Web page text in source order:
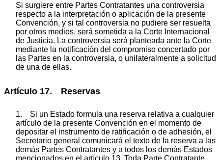
Si surgiere entre Partes Contratantes una controversia
respecto a la interpretación o aplicación de la presente
Convención, y si tal controversia no pudiere ser resuelta
por otros medios, será sometida a la Corte Internacional
de Justicia. La controversia será planteada ante la Corte
mediante la notificación del compromiso concertado por
las Partes en la controversia, o unilateralmente a solicitud
de una de ellas.
Artículo 17. Reservas
1. Si un Estado formula una reserva relativa a cualquier
artículo de la presente Convención en el momento de
depositar el instrumento de ratificación o de adhesión, el
Secretario general comunicará el texto de la reserva a las
demás Partes Contratantes y a todos los demás Estados